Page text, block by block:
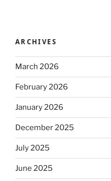
ARCHIVES
March 2026
February 2026
January 2026
December 2025
July 2025
June 2025